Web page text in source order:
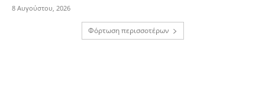
8 Αυγούστου, 2026
Φόρτωση περισσοτέρων